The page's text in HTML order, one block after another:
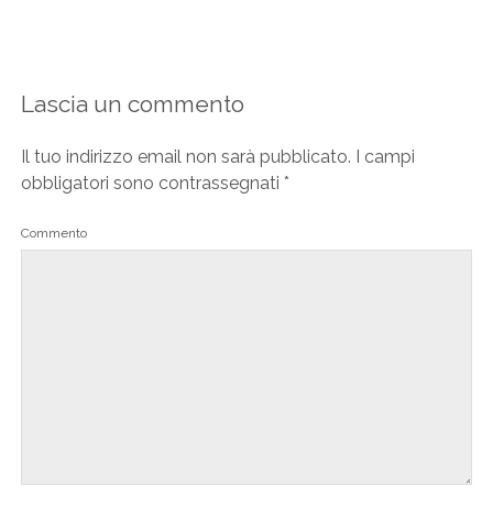
Lascia un commento
Il tuo indirizzo email non sarà pubblicato. I campi
obbligatori sono contrassegnati *
Commento